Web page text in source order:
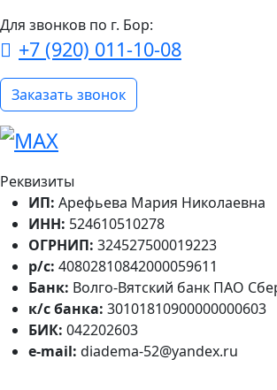
Для звонков по г. Бор:
+7 (920) 011-10-08
Заказать звонок
Реквизиты
ИП: Арефьева Мария Николаевна
ИНН: 524610510278
ОГРНИП: 324527500019223
р/с: 40802810842000059611
Банк: Волго-Вятский банк ПАО
к/с банка: 30101810900000000603
БИК: 042202603
e-mail: diadema-52@yandex.ru